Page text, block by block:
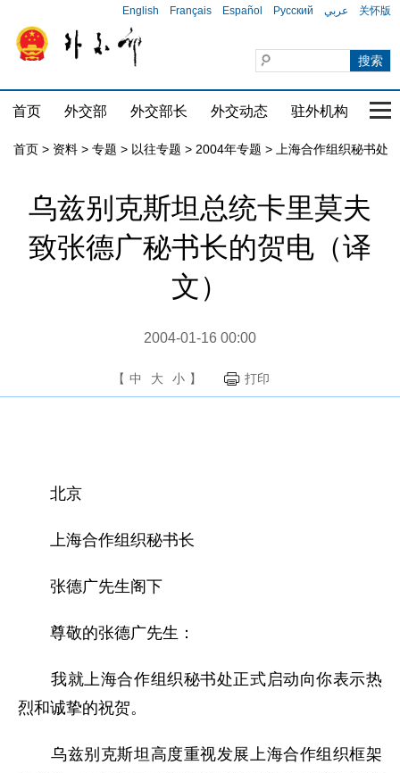
English Français Español Русский عربي 关怀版
首页 外交部 外交部长 外交动态 驻外机构 国
首页 > 资料 > 专题 > 以往专题 > 2004年专题 > 上海合作组织秘书处
乌兹别克斯坦总统卡里莫夫
致张德广秘书长的贺电（译
文）
2004-01-16 00:00
【 中 大 小 】 打印
北京
上海合作组织秘书长
张德广先生阁下
尊敬的张德广先生：
我就上海合作组织秘书处正式启动向你表示热
烈和诚挚的祝贺。
乌兹别克斯坦高度重视发展上海合作组织框架